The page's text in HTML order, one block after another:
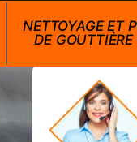
NETTOYAGE ET
DE GOUTTIÈRE